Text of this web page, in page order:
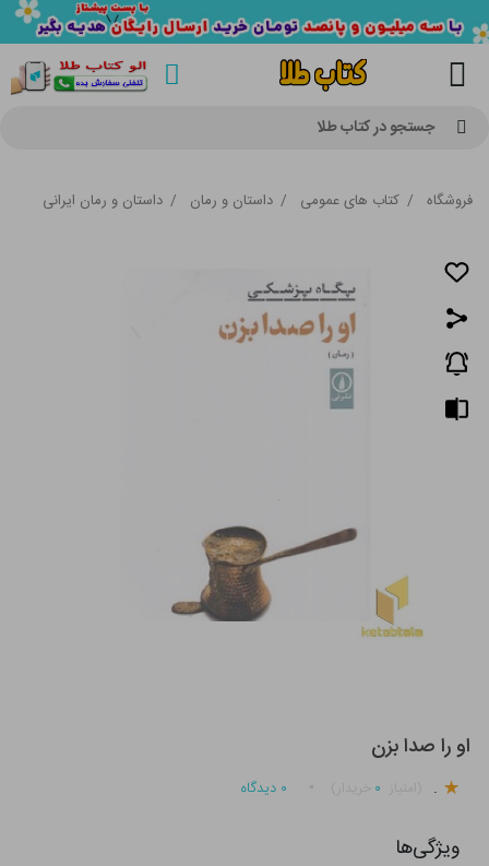
جستجو در کتاب طلا
فروشگاه / کتاب های عمومی / داستان و رمان / داستان و رمان ایرانی
او را صدا بزن
. ۰ ۰ دیدگاه
ویژگی‌ها